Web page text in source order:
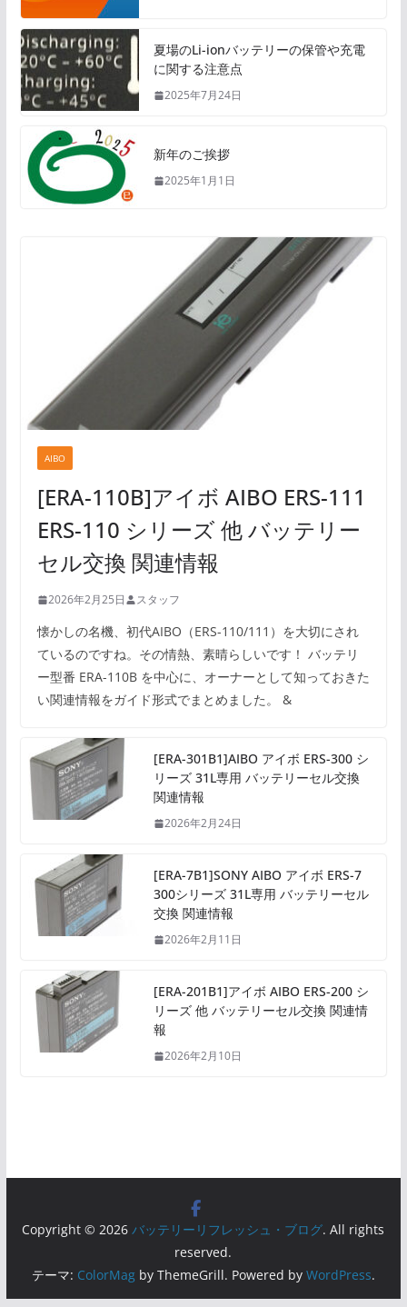
夏場のLi-ionバッテリーの保管や充電
に関する注意点
2025年7月24日
新年のご挨拶
2025年1月1日
AIBO
[ERA-110B]アイボ AIBO ERS-111
ERS-110 シリーズ 他 バッテリー
セル交換 関連情報
2026年2月25日 スタッフ
懐かしの名機、初代AIBO（ERS-110/111）を大切にされ
ているのですね。その情熱、素晴らしいです！ バッテリ
ー型番 ERA-110B を中心に、オーナーとして知っておきた
い関連情報をガイド形式でまとめました。 &
[ERA-301B1]AIBO アイボ ERS-300 シ
リーズ 31L専用 バッテリーセル交換
関連情報
2026年2月24日
[ERA-7B1]SONY AIBO アイボ ERS-7
300シリーズ 31L専用 バッテリーセル
交換 関連情報
2026年2月11日
[ERA-201B1]アイボ AIBO ERS-200 シ
リーズ 他 バッテリーセル交換 関連情
報
2026年2月10日
Copyright © 2026バッテリーリフレッシュ・ブログ. All rights
reserved.
テーマ: ColorMagby ThemeGrill. Powered by WordPress.